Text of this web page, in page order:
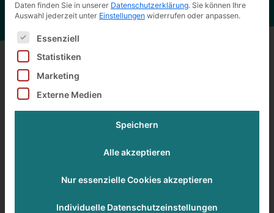
Zurück zu allen Produkten
Klappkarton
128 x 127 x 53 mm
Daten finden Sie in unserer Datenschutzerklärung. Sie können Ihre
Auswahl jederzeit unter Einstellungen widerrufen oder anpassen.
Es folgt eine Liste der Service-Gruppen, für die eine
Essenziell
Statistiken
Marketing
Externe Medien
Speichern
Alle akzeptieren
Nur essenzielle Cookies akzeptieren
Individuelle Datenschutzeinstellungen